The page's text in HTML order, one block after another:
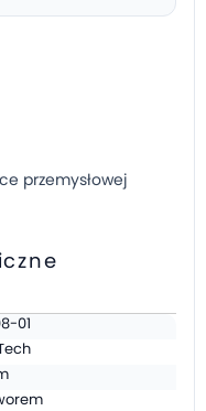
przemysłowej
01